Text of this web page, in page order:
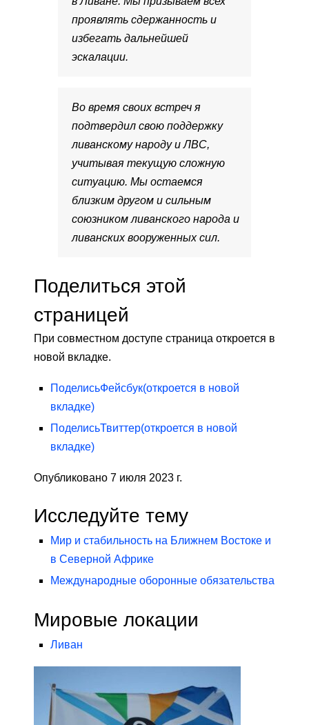
проявлять сдержанность и
избегать дальнейшей
эскалации.
Во время своих встреч я
подтвердил свою поддержку
ливанскому народу и ЛВС,
учитывая текущую сложную
ситуацию. Мы остаемся
близким другом и сильным
союзником ливанского народа и
ливанских вооруженных сил.
Поделиться этой
страницей
При совместном доступе страница откроется в
новой вкладке.
ПоделисьФейсбук(откроется в новой
вкладке)
ПоделисьТвиттер(откроется в новой
вкладке)
Опубликовано 7 июля 2023 г.
Исследуйте тему
Мир и стабильность на Ближнем Востоке и
в Северной Африке
Международные оборонные обязательства
Мировые локации
Ливан